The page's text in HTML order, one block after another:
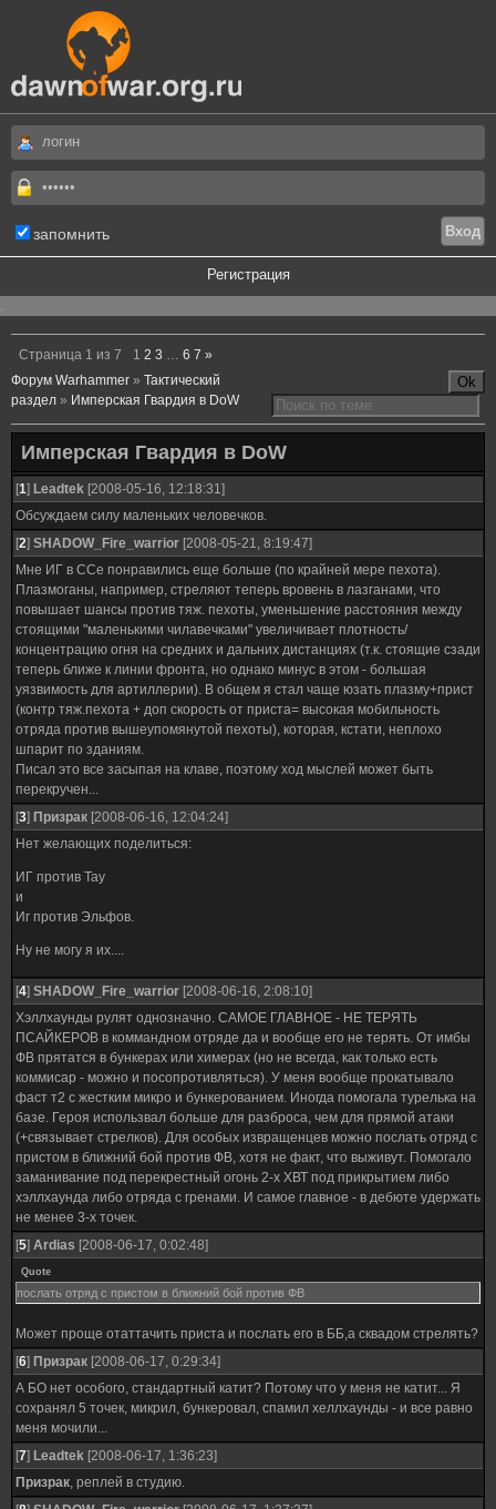
запомнить
Регистрация
.
Страница 1 из 7 1 2 3 … 6 7 »
Форум Warhammer » Тактический
раздел » Имперская Гвардия в DoW
Имперская Гвардия в DoW
[1] Leadtek [2008-05-16, 12:18:31]
Обсуждаем силу маленьких человечков.
[2] SHADOW_Fire_warrior [2008-05-21, 8:19:47]
Мне ИГ в ССе понравились еще больше (по крайней мере пехота).
Плазмоганы, например, стреляют теперь вровень в лазганами, что
повышает шансы против тяж. пехоты, уменьшение расстояния между
стоящими "маленькими чилавечками" увеличивает плотность/
концентрацию огня на средних и дальних дистанциях (т.к. стоящие сзади
теперь ближе к линии фронта, но однако минус в этом - большая
уязвимость для артиллерии). В общем я стал чаще юзать плазму+прист
(контр тяж.пехота + доп скорость от приста= высокая мобильность
отряда против вышеупомянутой пехоты), которая, кстати, неплохо
шпарит по зданиям.
Писал это все засыпая на клаве, поэтому ход мыслей может быть
перекручен...
[3] Призрак [2008-06-16, 12:04:24]
Нет желающих поделиться:
ИГ против Тау
и
Иг против Эльфов.
Ну не могу я их....
[4] SHADOW_Fire_warrior [2008-06-16, 2:08:10]
Хэллхаунды рулят однозначно. САМОЕ ГЛАВНОЕ - НЕ ТЕРЯТЬ
ПСАЙКЕРОВ в коммандном отряде да и вообще его не терять. От имбы
ФВ прятатся в бункерах или химерах (но не всегда, как только есть
коммисар - можно и посопротивляться). У меня вообще прокатывало
фаст т2 с жестким микро и бункерованием. Иногда помогала турелька на
базе. Героя использвал больше для разброса, чем для прямой атаки
(+связывает стрелков). Для особых извращенцев можно послать отряд с
пристом в ближний бой против ФВ, хотя не факт, что выживут. Помогало
заманивание под перекрестный огонь 2-х ХВТ под прикрытием либо
хэллхаунда либо отряда с гренами. И самое главное - в дебюте удержать
не менее 3-х точек.
[5] Ardias [2008-06-17, 0:02:48]
Quote
послать отряд с пристом в ближний бой против ФВ
Может проще отаттачить приста и послать его в ББ,а сквадом стрелять?
[6] Призрак [2008-06-17, 0:29:34]
А БО нет особого, стандартный катит? Потому что у меня не катит... Я
сохранял 5 точек, микрил, бункеровал, спамил хеллхаунды - и все равно
меня мочили...
[7] Leadtek [2008-06-17, 1:36:23]
Призрак, реплей в студию.